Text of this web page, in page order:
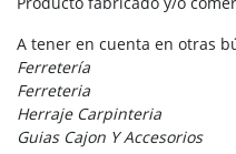
A tener en cuenta en otras
Ferretería
Ferreteria
Herraje Carpinteria
Guias Cajon Y Accesorios